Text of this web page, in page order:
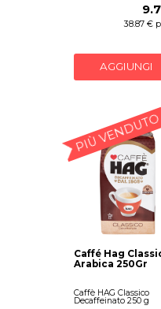
38.87 €
AGGIUNGI
PIÙ VENDUTO
Caffé Hag
Arabica 250Gr
Caffè HAG Classico
Decaffeinato 250 g